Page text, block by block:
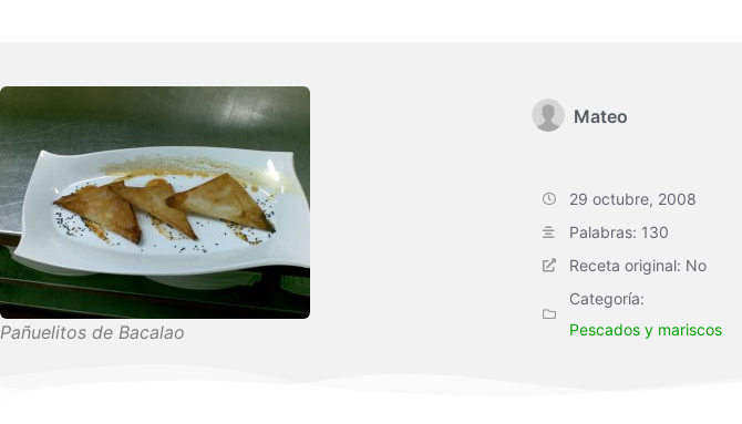
Pañuelitos de Bacalao
Mateo
29 octubre, 2008
Palabras: 130
Receta original: No
Categoría:
Pescados y mariscos